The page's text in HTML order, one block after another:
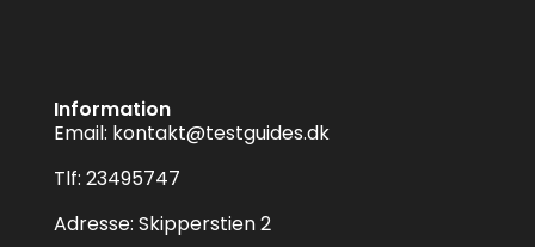
Information
Email: kontakt@testguides.dk
Tlf: 23495747
Adresse: Skipperstien 2